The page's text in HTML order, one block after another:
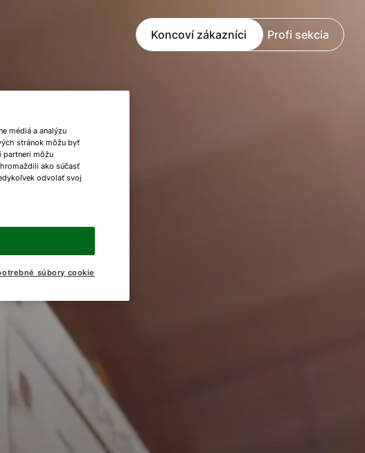
Koncoví zákazníci Profi sekcia
Dobrý deň!
Ako vám môžeme pomôcť?
médiá a analýzu
stránok môžu byť
partneri môžu
ako súčasť
odvolať svoj
súbory cookie